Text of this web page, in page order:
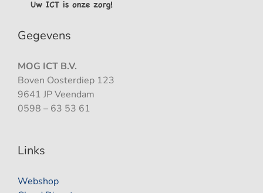
Gegevens
MOG ICT B.V.
Boven Oosterdiep 123
9641 JP Veendam
0598 – 63 53 61
Links
Webshop